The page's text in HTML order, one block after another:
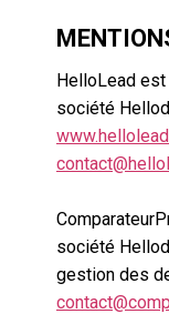
HelloLead est
société
société
gestion des